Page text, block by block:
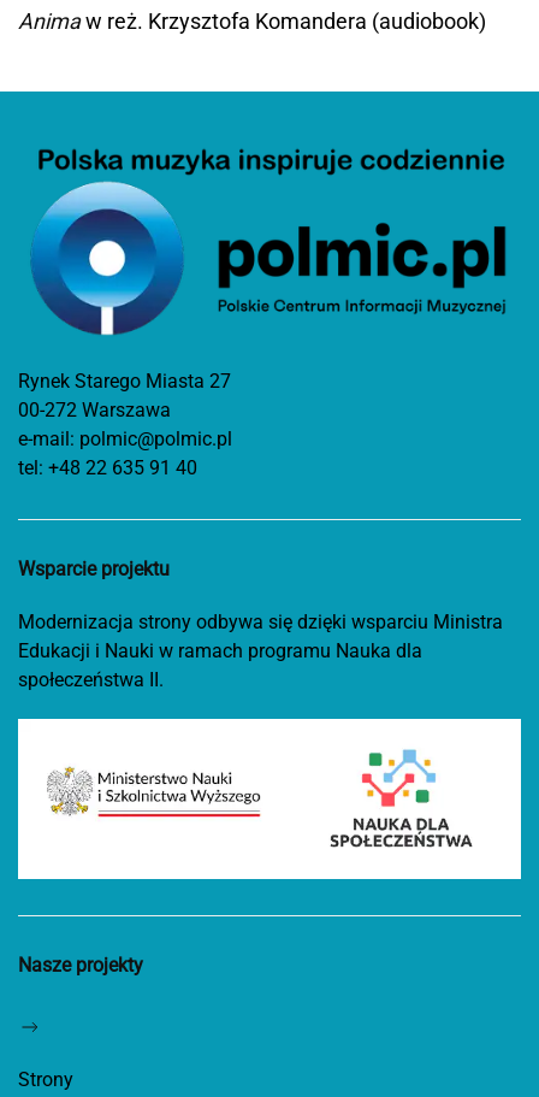
Animaw reż. Krzysztofa Komandera (audiobook)
Rynek Starego Miasta 27
00-272 Warszawa
e-mail: polmic@polmic.pl
tel: +48 22 635 91 40
Wsparcie projektu
Modernizacja strony odbywa się dzięki wsparciu Ministra
Edukacji i Nauki w ramach programu Nauka dla
społeczeństwa II.
Nasze projekty
Strony